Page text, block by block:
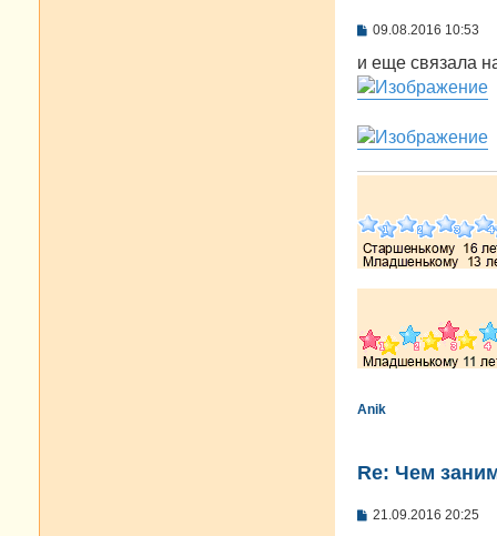
С
о
б
щ
и
е
09.08.2016 10:53
и еще связала
Anik
Re: Чем
С
21.09.2016 20:25